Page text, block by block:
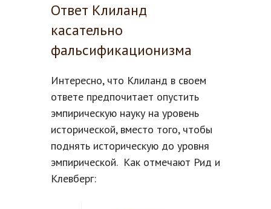
Ответ Клиланд
касательно
фальсификационизма
Интересно, что Клиланд в своем
ответе предпочитает опустить
эмпирическую науку на уровень
исторической, вместо того, чтобы
поднять историческую до уровня
эмпирической. Как отмечают Рид и
Клевберг: